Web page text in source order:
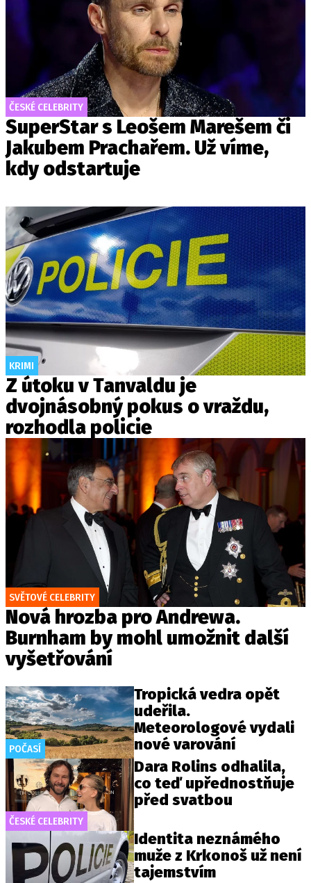
ČESKÉ CELEBRITY
SuperStar s Leošem Marešem či
Jakubem Prachařem. Už víme,
kdy odstartuje
KRIMI
Z útoku v Tanvaldu je
dvojnásobný pokus o vraždu,
rozhodla policie
SVĚTOVÉ CELEBRITY
Nová hrozba pro Andrewa.
Burnham by mohl umožnit další
vyšetřování
POČASÍ
Tropická vedra opět
udeřila.
Meteorologové vydali
nové varování
ČESKÉ CELEBRITY
Dara Rolins odhalila,
co teď upřednostňuje
před svatbou
Identita neznámého
muže z Krkonoš už není
tajemstvím